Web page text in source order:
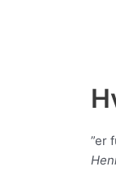
”er